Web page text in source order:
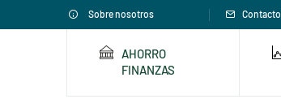
Sobre nosotros Contacto
AHORRO
FINANZAS